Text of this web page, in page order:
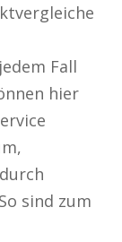
Fall
hier
sind zum